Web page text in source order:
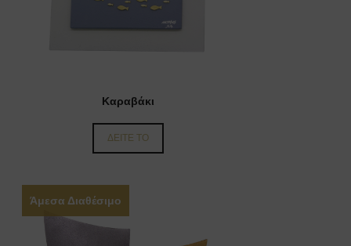
Καραβάκι
ΔΕΙΤΕ ΤΟ
Άμεσα Διαθέσιμο